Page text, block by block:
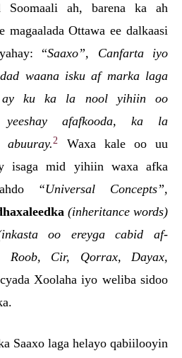
Soomaali ah, barena ka ah
magaalada Ottawa ee dalkaasi
“Saaxo”, Canfarta iyo
waana isku af marka laga
ay ku ka la nool yihiin oo
afafkooda, ka la
abuuray.2
Waxa kale oo uu
isaga mid yihiin waxa afka
“Universal Concepts”,
(inheritance words)
oo ereyga cabid af-
Roob, Cir, Qorrax, Dayax,
Xoolaha iyo weliba sidoo
Saaxo laga helayo qabiilooyin